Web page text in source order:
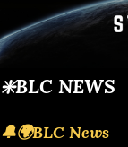
❇️BLC NEWS
🔔🌍BLC News